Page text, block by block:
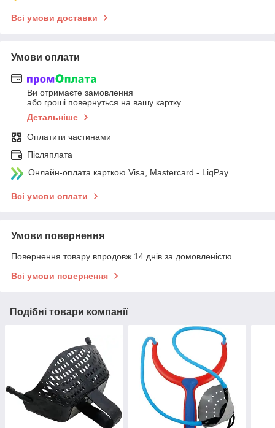
Всі умови доставки
Умови оплати
Ви отримаєте замовлення
або гроші повернуться на вашу картку
Детальніше
Оплатити частинами
Післяплата
Онлайн-оплата карткою Visa, Mastercard - LiqPay
Всі умови оплати
Умови повернення
Повернення товару впродовж 14 днів за домовленістю
Всі умови повернення
Подібні товари компанії